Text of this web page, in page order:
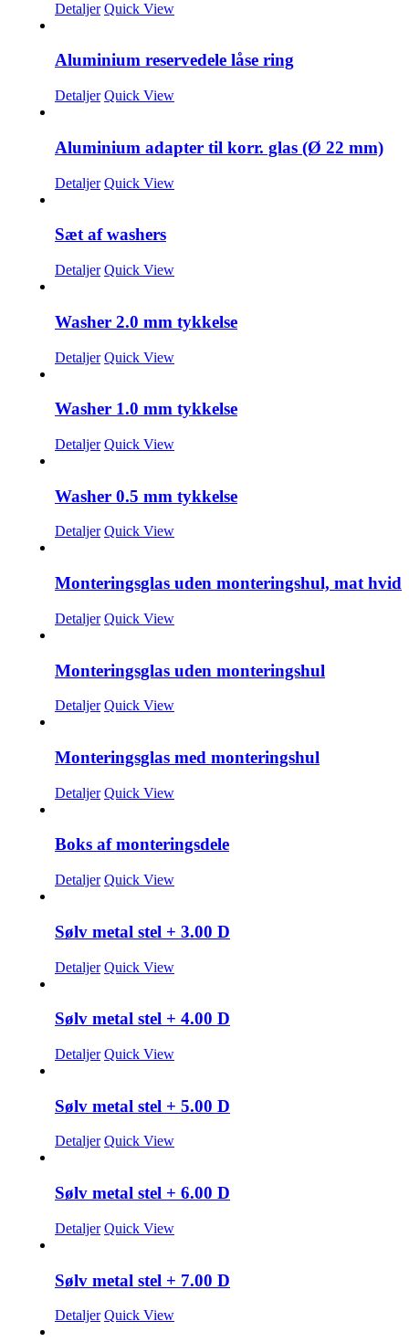
Detaljer Quick View
Aluminium reservedele låse ring
Detaljer Quick View
Aluminium adapter til korr. glas (Ø 22 mm)
Detaljer Quick View
Sæt af washers
Detaljer Quick View
Washer 2.0 mm tykkelse
Detaljer Quick View
Washer 1.0 mm tykkelse
Detaljer Quick View
Washer 0.5 mm tykkelse
Detaljer Quick View
Monteringsglas uden monteringshul, mat hvid
Detaljer Quick View
Monteringsglas uden monteringshul
Detaljer Quick View
Monteringsglas med monteringshul
Detaljer Quick View
Boks af monteringsdele
Detaljer Quick View
Sølv metal stel + 3.00 D
Detaljer Quick View
Sølv metal stel + 4.00 D
Detaljer Quick View
Sølv metal stel + 5.00 D
Detaljer Quick View
Sølv metal stel + 6.00 D
Detaljer Quick View
Sølv metal stel + 7.00 D
Detaljer Quick View